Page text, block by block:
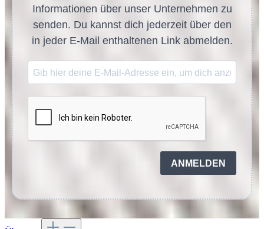
Informationen über unser Unternehmen zu
senden. Du kannst dich jederzeit über den
in jeder E-Mail enthaltenen Link abmelden.
ANMELDEN